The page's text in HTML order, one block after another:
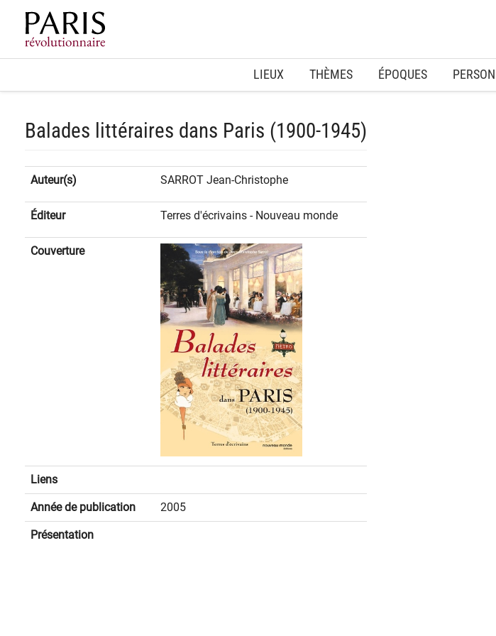
Home
LIEUX THÈMES ÉPOQUES
Balades littéraires dans Paris (1900-1945)
Auteur(s) SARROT Jean-Christophe
Éditeur Terres d'écrivains - Nouveau monde
Couverture
Liens
Année de publication 2005
Présentation